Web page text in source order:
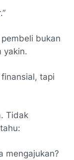
bukan
yakin.
tapi
Tidak
mengajukan?